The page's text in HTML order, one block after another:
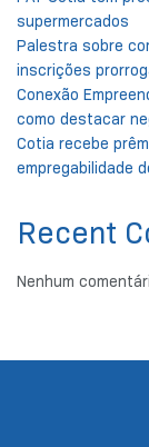
supermercados
Palestra sobre
inscrições
Conexão
como destacar
Cotia recebe
empregabilidade
Recent
Nenhum